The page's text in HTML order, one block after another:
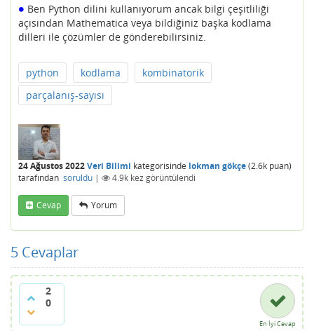
∙
∙ Ben Python dilini kullanıyorum ancak bilgi çeşitliliği
açısından Mathematica veya bildiğiniz başka kodlama
dilleri ile çözümler de gönderebilirsiniz.
python kodlama
kombinatorik
parçalanış-sayısı
24 Ağustos 2022Veri Bilimi kategorisinde lokman gökçe(2.6k puan)
tarafından soruldu | 4.9k kez görüntülendi
Cevap Yorum
5 Cevaplar
2
0
En İyi Cevap